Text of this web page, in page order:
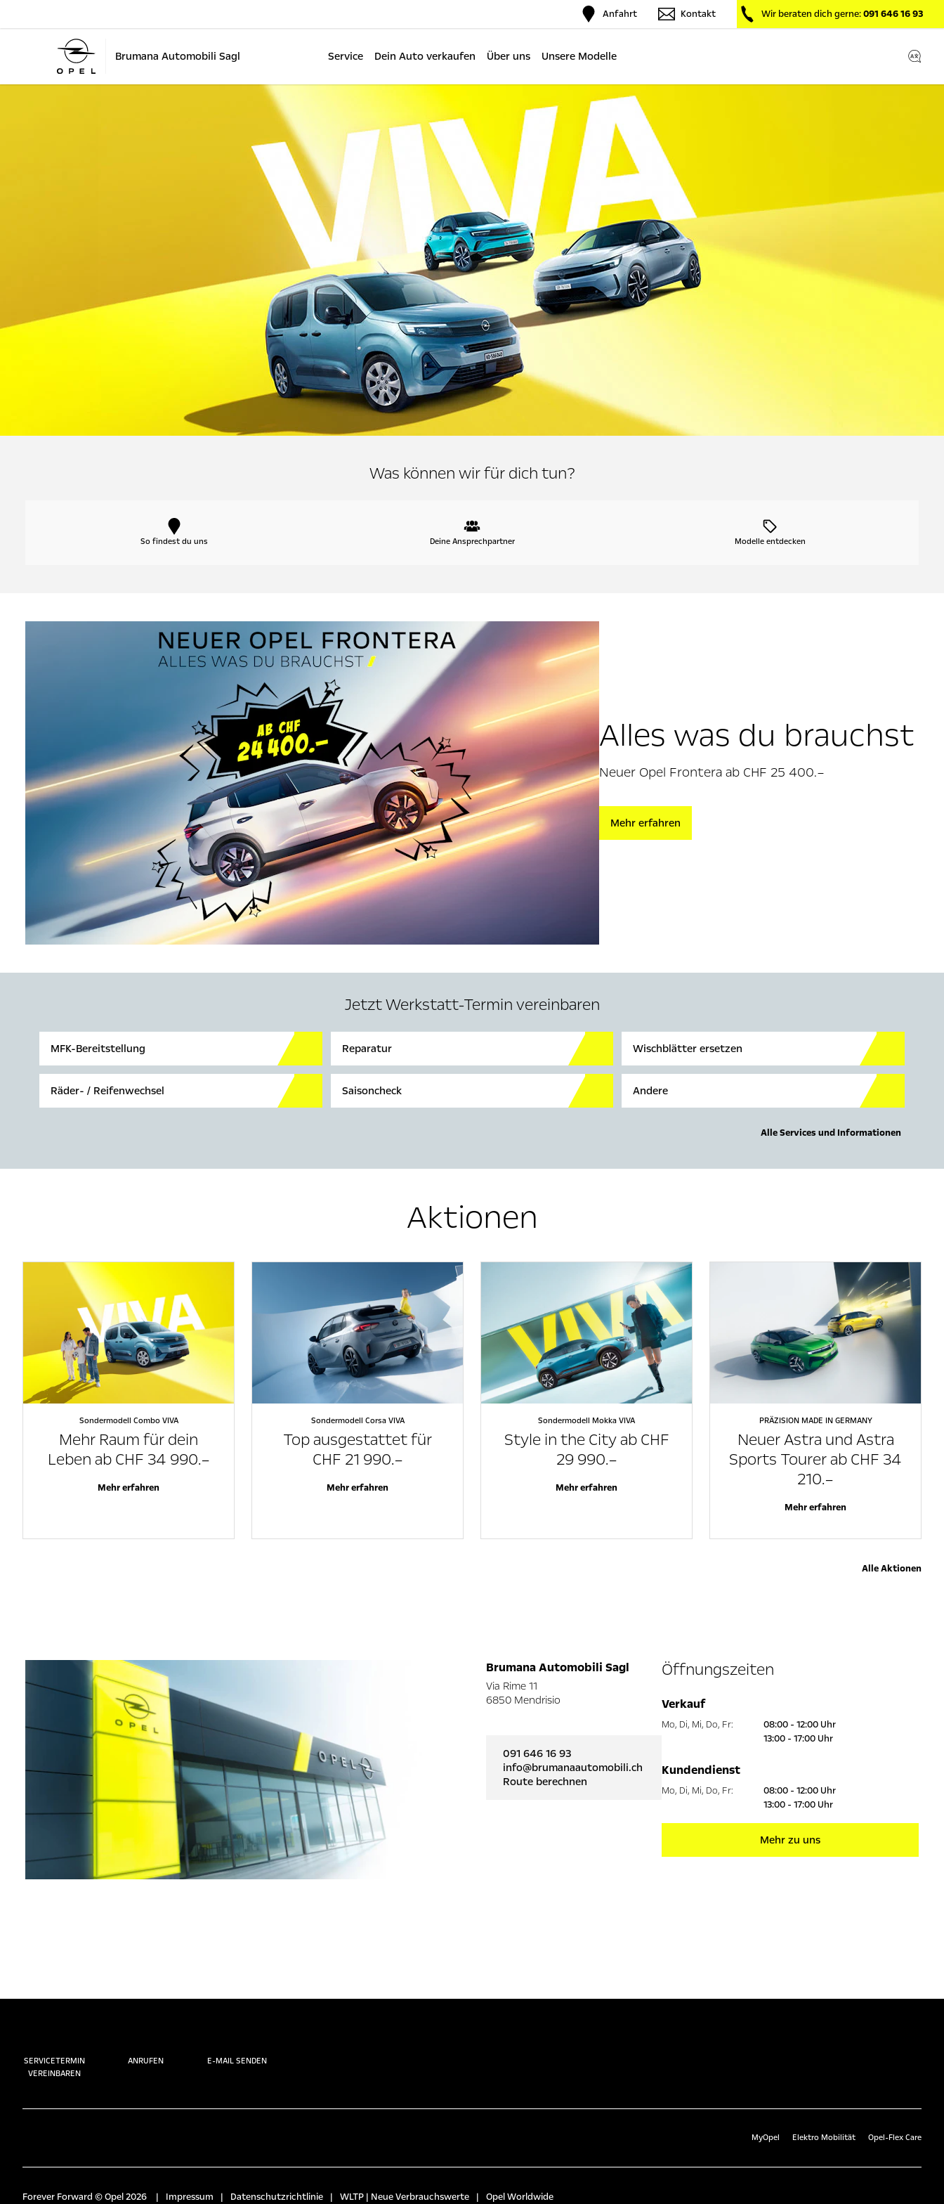
Anfahrt Kontakt Wir beraten dich gerne:091 646 16 93
Brumana Automobili Sagl Service Dein Auto verkaufen Über uns Unsere Modelle
Was können wir für dich tun?
So findest du uns Deine Ansprechpartner Modelle entdecken
Alles was du brauchst
Neuer Opel Frontera ab CHF 25 400.–
Mehr erfahren
Jetzt Werkstatt-Termin vereinbaren
MFK-Bereitstellung Reparatur Wischblätter ersetzen
Räder- / Reifenwechsel Saisoncheck Andere
Alle Services und Informationen
Aktionen
Sondermodell Combo VIVA
Mehr Raum für dein
Leben ab CHF 34 990.–
Mehr erfahren
Sondermodell Corsa VIVA
Top ausgestattet für
CHF 21 990.–
Mehr erfahren
Sondermodell Mokka VIVA
Style in the City ab CHF
29 990.–
Mehr erfahren
PRÄZISION MADE IN GERMANY
Neuer Astra und Astra
Sports Tourer ab CHF 34
210.–
Mehr erfahren
Alle Aktionen
Brumana Automobili Sagl
Via Rime 11
6850 Mendrisio
091 646 16 93
info@brumanaautomobili.ch
Route berechnen
Öffnungszeiten
Verkauf
Mo, Di, Mi, Do, Fr:
08:00 - 12:00 Uhr
13:00 - 17:00 Uhr
Kundendienst
Mo, Di, Mi, Do, Fr:
08:00 - 12:00 Uhr
13:00 - 17:00 Uhr
Mehr zu uns
SERVICETERMIN
VEREINBAREN
ANRUFEN E-MAIL SENDEN
MyOpel Elektro Mobilität Opel-Flex Care
Forever Forward © Opel 2026 | Impressum | Datenschutzrichtlinie | WLTP | Neue Verbrauchswerte | Opel Worldwide